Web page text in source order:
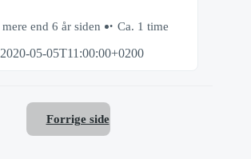
mere end 6 år siden
Ca. 1 time
2020-05-05T11:00:00+0200
Forrige side